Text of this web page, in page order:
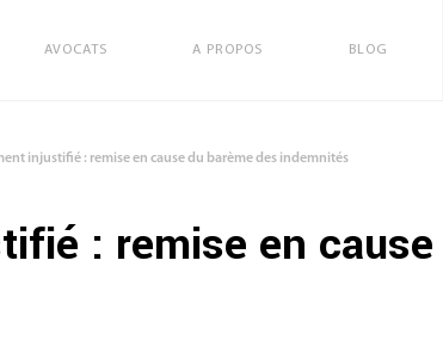
AVOCATS A PROPOS BLOG
injustifié : remise en cause du barème des indemnités
: remise en